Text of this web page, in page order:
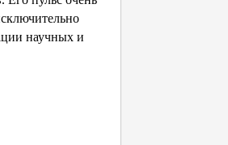
научных и